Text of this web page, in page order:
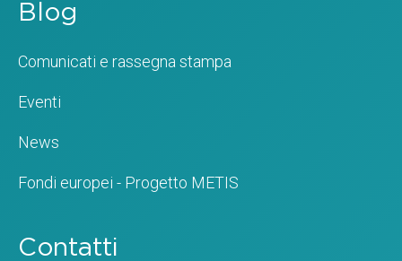
Blog
Comunicati e rassegna stampa
Eventi
News
Fondi europei - Progetto METIS
Contatti